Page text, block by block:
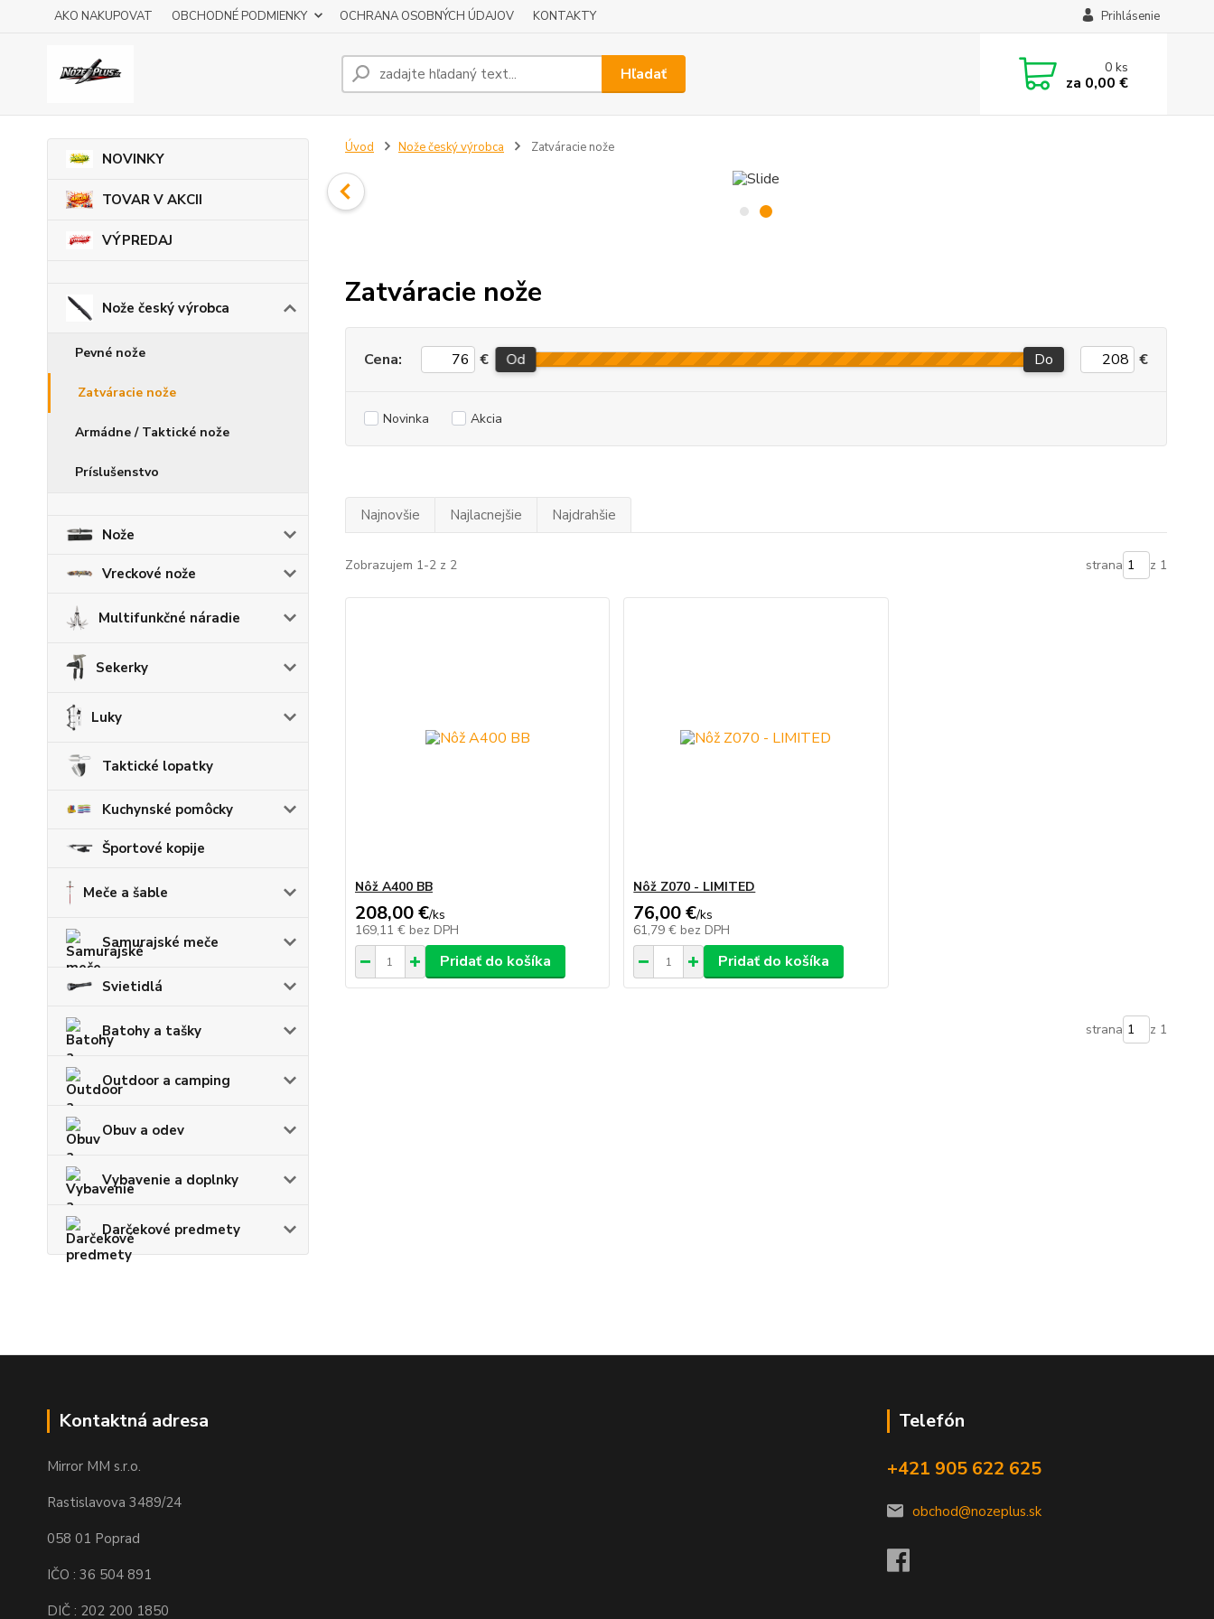
AKO NAKUPOVAT OBCHODNÉ PODMIENKY OCHRANA OSOBNÝCH ÚDAJOV KONTAKTY Prihlásenie
Hľadať 0ks
za 0,00 €
NOVINKY
TOVAR V AKCII
VÝPREDAJ
Nože český výrobca
Pevné nože
Zatváracie nože
Armádne / Taktické nože
Príslušenstvo
Nože
Vreckové nože
Multifunkčné náradie
Sekerky
Luky
Taktické lopatky
Kuchynské pomôcky
Športové kopije
Meče a šable
Samurajské meče
Svietidlá
Batohy a tašky
Outdoor a camping
Obuv a odev
Vybavenie a doplnky
Darčekové predmety
Úvod Nože český výrobca Zatváracie nože
Zatváracie nože
Cena: € Od Do €
Novinka Akcia
Najnovšie Najlacnejšie Najdrahšie
Zobrazujem 1-2 z 2 strana z 1
Nôž A400 BB
208,00 €/ks
169,11 € bez DPH
Pridať do košíka
Nôž Z070 - LIMITED
76,00 €/ks
61,79 € bez DPH
Pridať do košíka
strana z 1
Kontaktná adresa
Mirror MM s.r.o.
Rastislavova 3489/24
058 01 Poprad
IČO : 36 504 891
DIČ : 202 200 1850
Telefón
+421 905 622 625
obchod@nozeplus.sk